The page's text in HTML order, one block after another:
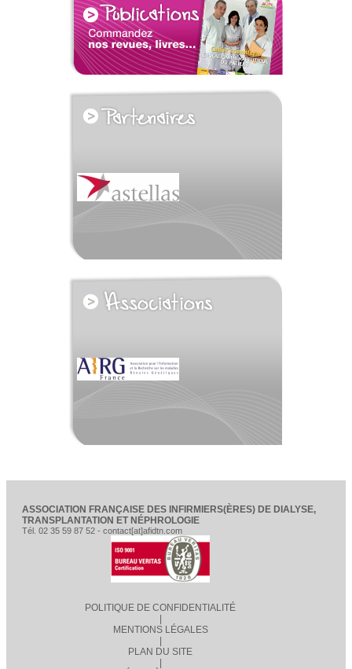
voir tous les partenaires
ASSOCIATION FRANÇAISE DES INFIRMIERS(ÈRES) DE DIALYSE,
TRANSPLANTATION ET NÉPHROLOGIE
Tél. 02 35 59 87 52 - contact[at]afidtn.com
POLITIQUE DE CONFIDENTIALITÉ
MENTIONS LÉGALES
PLAN DU SITE